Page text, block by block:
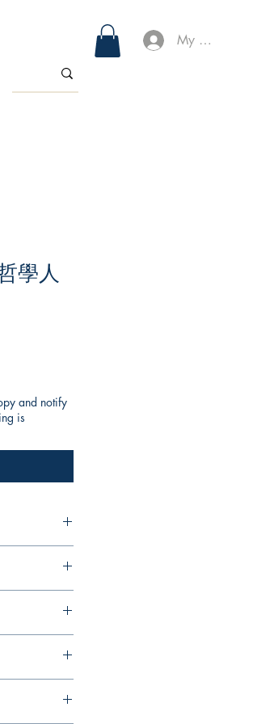
My Account
學人
and notify
is